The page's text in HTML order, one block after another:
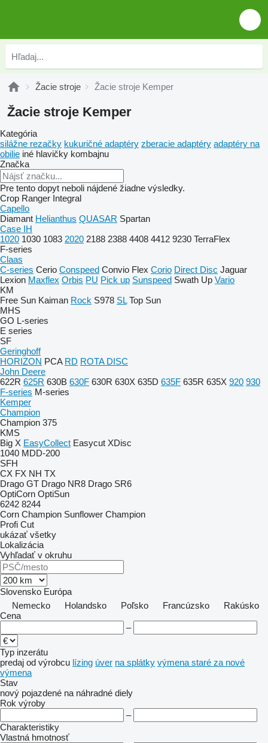
Žacie stroje Žacie stroje Kemper
Žacie stroje Kemper
Kategória
silážne rezačky kukuričné adaptéry zberacie adaptéry adaptéry na
obilie iné hlavičky kombajnu
Značka
Pre tento dopyt neboli nájdené žiadne výsledky.
Crop Ranger Integral
Capello
Diamant Helianthus QUASAR Spartan
Case IH
1020 1030 1083 2020 2188 2388 4408 4412 9230 TerraFlex
F-series
Claas
C-series Cerio Conspeed Convio Flex Corio Direct Disc Jaguar
Lexion Maxflex Orbis PU Pick up Sunspeed Swath Up Vario
KM
Free Sun Kaiman Rock S978 SL Top Sun
MHS
GO L-series
E series
SF
Geringhoff
HORIZON PCA RD ROTA DISC
John Deere
622R 625R 630B 630F 630R 630X 635D 635F 635R 635X 920 930
F-series M-series
Kemper
Champion
Champion 375
KMS
Big X EasyCollect Easycut XDisc
1040 MDD-200
SFH
CX FX NH TX
Drago GT Drago NR8 Drago SR6
OptiCorn OptiSun
6242 8244
Corn Champion Sunflower Champion
Profi Cut
ukázať všetky
Lokalizácia
Vyhľadať v okruhu
Slovensko Európa
Nemecko
Holandsko Poľsko Francúzsko
Rakúsko
Cena
–
Typ inzerátu
predaj od výrobcu lízing úver na splátky výmena staré za nové
výmena
Stav
nový pojazdené na náhradné diely
Rok výroby
–
Charakteristiky
Vlastná hmotnosť